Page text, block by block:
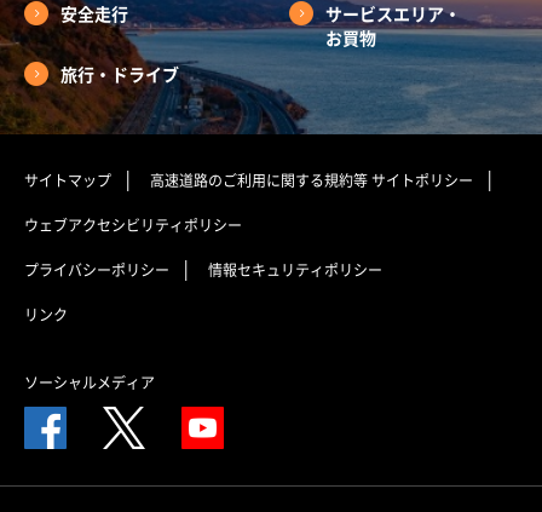
安全走行
サービスエリア・
お買物
旅行・ドライブ
サイトマップ 高速道路のご利用に関する規約等サイトポリシー
ウェブアクセシビリティポリシー
プライバシーポリシー 情報セキュリティポリシー
リンク
ソーシャルメディア